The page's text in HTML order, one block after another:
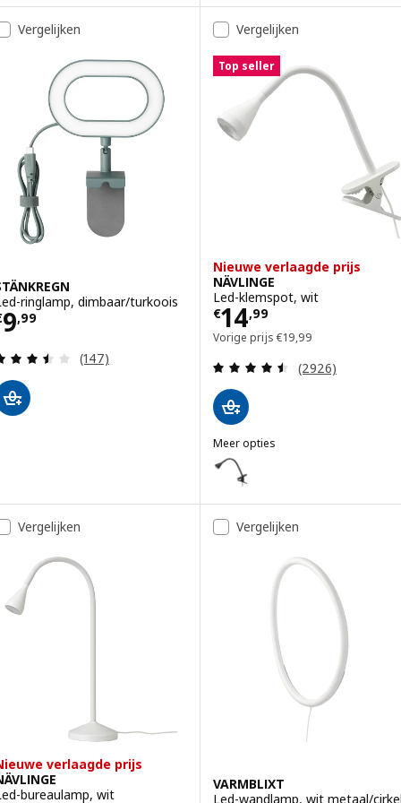
Vergelijken
ringlamp, dimbaar/turkoois
9,99 € 9,99
Beoordeling: 3.5 van 5 sterren. Totaal
(147)
Vergelijken
Top seller
Nieuwe verlaagde prijs
NÄVLINGE
Led-klemspot, wit
€14,99
Prijs € 14,99
Vorige prijs€19,99
Vorige prijs € 19,99
Beoordeling:
(2926)
Meer opties
NÄVLINGE
Optie: NÄVLINGE, Led-
Optie: NÄVLINGE, Led-
Optie: NÄVLINGE, Led-
Vergelijken
verlaagde prijs
bureaulamp, wit
Vergelijken
VARMBLIXT
Led-wandlamp, wit metaal/